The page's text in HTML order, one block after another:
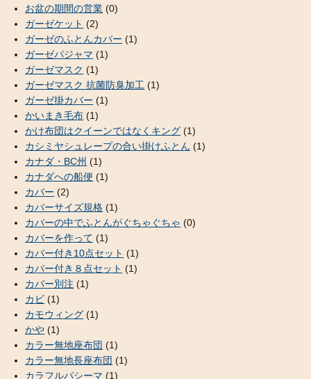
お盆の期間の営業 (0)
ガーゼケット (2)
ガーゼのふとんカバー (1)
ガーゼパジャマ (1)
ガーゼマスク (1)
ガーゼマスク 抗菌防臭加工 (1)
ガーゼ掛カバー (1)
かいまき毛布 (1)
かけ布団はクイーンではなくキング (1)
カシミヤシュレープの合い掛けふとん (1)
カナダ・BC州 (1)
カナダへの船便 (1)
カバー (2)
カバーサイズ規格 (1)
カバーの中でふとんがぐちゃぐちゃ (0)
カバーを作って (1)
カバー付き10点セット (1)
カバー付き８点セット (1)
カバー別注 (1)
カビ (1)
カモウィング (1)
かや (1)
カラー無地座布団 (1)
カラー無地長座布団 (1)
カラフルパシーマ (1)